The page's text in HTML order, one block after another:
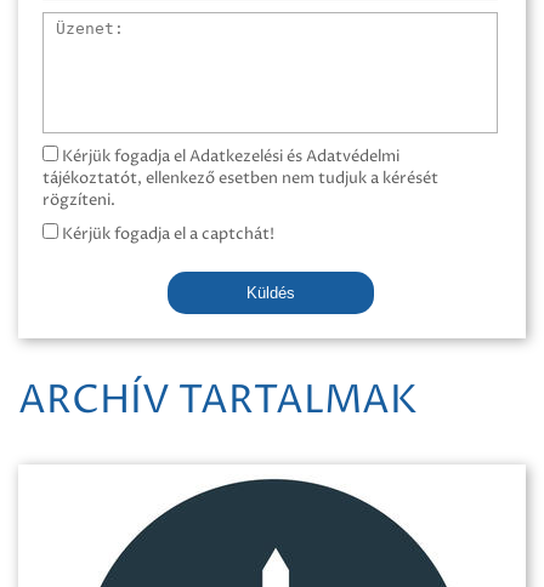
Üzenet
Kérjük fogadja el Adatkezelési és Adatvédelmi
tájékoztatót, ellenkező esetben nem tudjuk a kérését
rögzíteni.
Kérjük fogadja el a captchát!
Küldés
ARCHÍV TARTALMAK